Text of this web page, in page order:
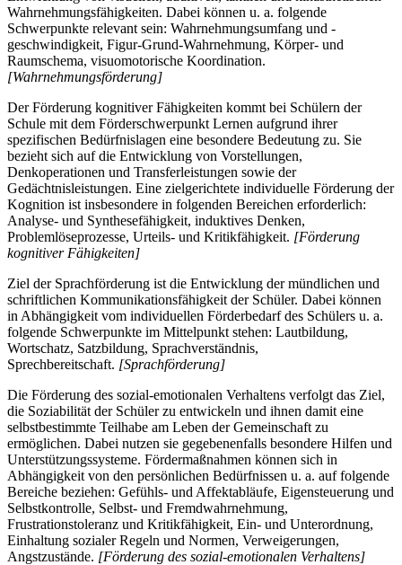
Wahrnehmungsfähigkeiten. Dabei können u. a. folgende
Schwerpunkte relevant sein: Wahrnehmungsumfang und -
geschwindigkeit, Figur-Grund-Wahrnehmung, Körper- und
Raumschema, visuomotorische Koordination.
[Wahrnehmungsförderung]
Der Förderung kognitiver Fähigkeiten kommt bei Schülern der
Schule mit dem Förderschwerpunkt Lernen aufgrund ihrer
spezifischen Bedürfnislagen eine besondere Bedeutung zu. Sie
bezieht sich auf die Entwicklung von Vorstellungen,
Denkoperationen und Transferleistungen sowie der
Gedächtnisleistungen. Eine zielgerichtete individuelle Förderung der
Kognition ist insbesondere in folgenden Bereichen erforderlich:
Analyse- und Synthesefähigkeit, induktives Denken,
Problemlöseprozesse, Urteils- und Kritikfähigkeit. [Förderung
kognitiver Fähigkeiten]
Ziel der Sprachförderung ist die Entwicklung der mündlichen und
schriftlichen Kommunikationsfähigkeit der Schüler. Dabei können
in Abhängigkeit vom individuellen Förderbedarf des Schülers u. a.
folgende Schwerpunkte im Mittelpunkt stehen: Lautbildung,
Wortschatz, Satzbildung, Sprachverständnis,
Sprechbereitschaft. [Sprachförderung]
Die Förderung des sozial-emotionalen Verhaltens verfolgt das Ziel,
die Soziabilität der Schüler zu entwickeln und ihnen damit eine
selbstbestimmte Teilhabe am Leben der Gemeinschaft zu
ermöglichen. Dabei nutzen sie gegebenenfalls besondere Hilfen und
Unterstützungssysteme. Fördermaßnahmen können sich in
Abhängigkeit von den persönlichen Bedürfnissen u. a. auf folgende
Bereiche beziehen: Gefühls- und Affektabläufe, Eigensteuerung und
Selbstkontrolle, Selbst- und Fremdwahrnehmung,
Frustrationstoleranz und Kritikfähigkeit, Ein- und Unterordnung,
Einhaltung sozialer Regeln und Normen, Verweigerungen,
Angstzustände. [Förderung des sozial-emotionalen Verhaltens]